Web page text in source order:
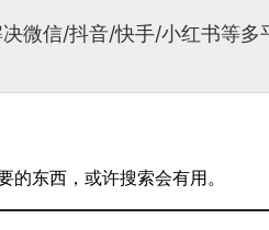
微信/抖音/快手/小红书等
的东西，或许搜索会有用。